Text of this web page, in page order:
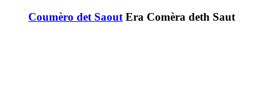
Coumèro det Saout Era Comèra deth Saut